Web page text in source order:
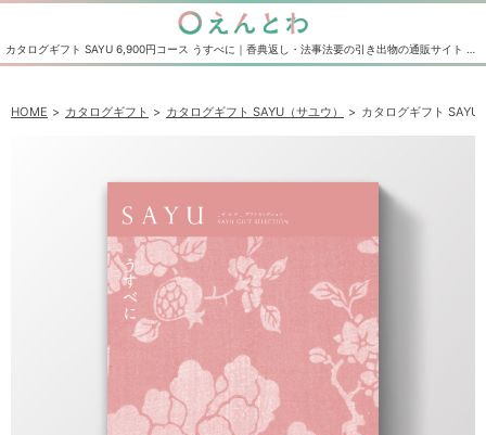
HOME カタログギフト カタログギフト SAYU（サユウ） カタログギフト